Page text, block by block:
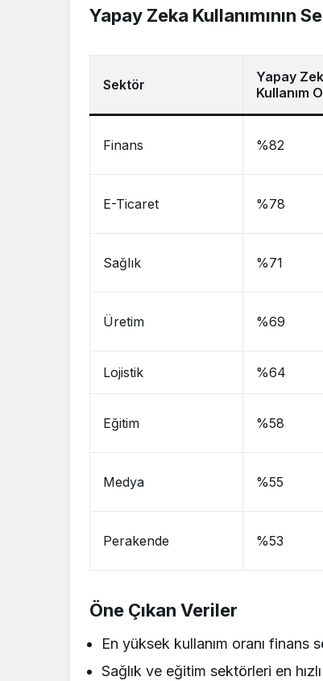
Yapay Zeka Kullanımının
Sektör
Yapay
Kullanım
Finans %82
E-Ticaret %78
Sağlık %71
Üretim %69
Lojistik %64
Eğitim %58
Medya %55
Perakende %53
Öne Çıkan Veriler
En yüksek kullanım oranı finans
Sağlık ve eğitim sektörleri en